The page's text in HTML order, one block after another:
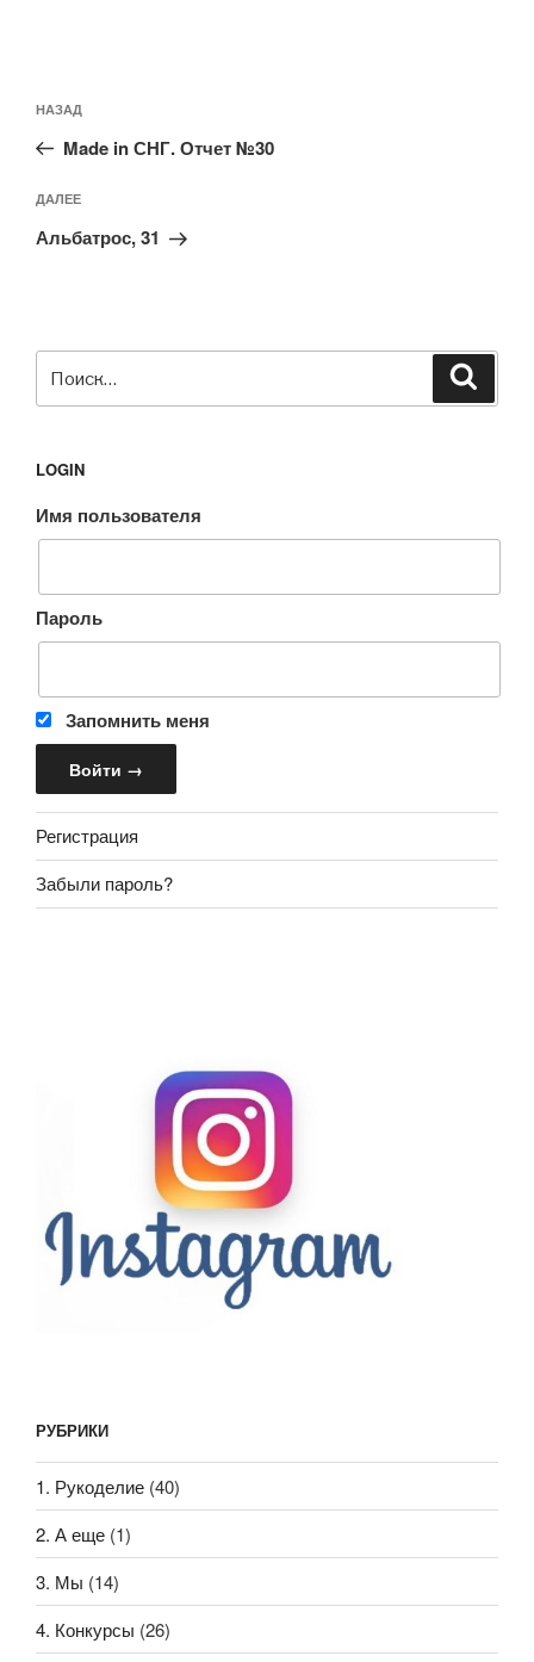
по
записям
Предыдущая
запись:
НАЗАД
Made in СНГ. Отчет №30
Следующая
запись
ДАЛЕЕ
Альбатрос, 31
LOGIN
Имя пользователя
Пароль
Запомнить меня
Регистрация
Забыли пароль?
РУБРИКИ
1. Рукоделие (40)
2. А еще (1)
3. Мы (14)
4. Конкурсы (26)